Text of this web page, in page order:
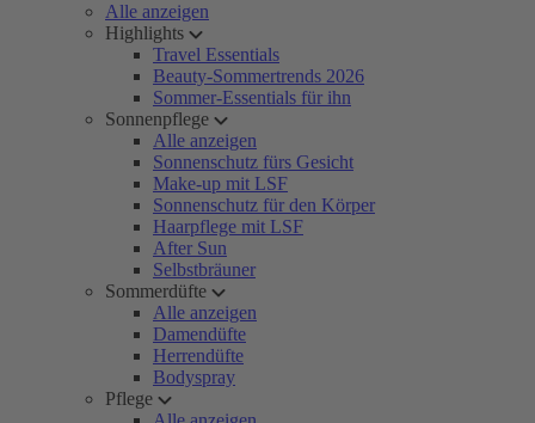
Alle anzeigen
Highlights
Travel Essentials
Beauty-Sommertrends 2026
Sommer-Essentials für ihn
Sonnenpflege
Alle anzeigen
Sonnenschutz fürs Gesicht
Make-up mit LSF
Sonnenschutz für den Körper
Haarpflege mit LSF
After Sun
Selbstbräuner
Sommerdüfte
Alle anzeigen
Damendüfte
Herrendüfte
Bodyspray
Pflege